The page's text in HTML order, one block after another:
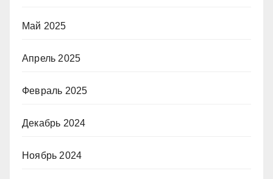
Май 2025
Апрель 2025
Февраль 2025
Декабрь 2024
Ноябрь 2024